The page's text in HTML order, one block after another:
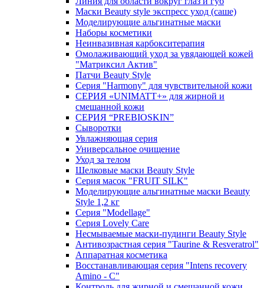
Маски Beauty style экспресс уход (саше)
Моделирующие альгинатные маски
Наборы косметики
Неинвазивная карбокситерапия
Омолаживающий уход за увядающей кожей
"Матриксил Актив"
Патчи Beauty Style
Серия "Harmony" для чувствительной кожи
СЕРИЯ «UNIMATT+» для жирной и
смешанной кожи
СЕРИЯ “PREBIOSKIN”
Сыворотки
Увлажняющая серия
Универсальное очищение
Уход за телом
Шелковые маски Beauty Style
Серия масок "FRUIT SILK"
Моделирующие альгинатные маски Beauty
Style 1,2 кг
Серия "Modellage"
Cерия Lovely Care
Несмываемые маски-пудинги Beauty Style
Антивозрастная серия "Taurine & Resveratrol"
Аппаратная косметика
Восстанавливающая серия "Intens recovery
Amino - C"